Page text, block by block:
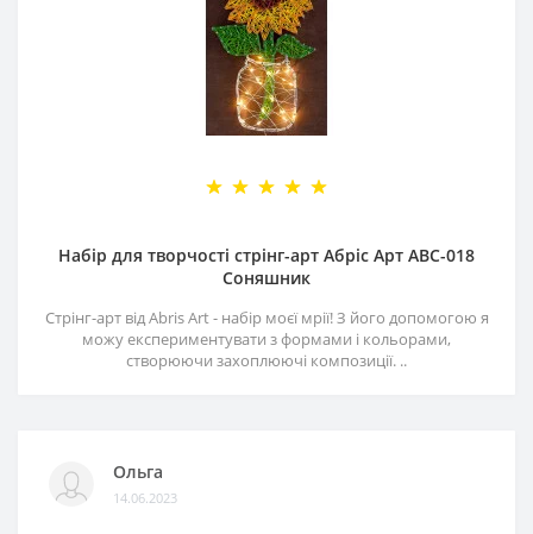
Набір для творчості стрінг-арт Абріс Арт АВС-018
Соняшник
Стрінг-арт від Abris Art - набір моєї мрії! З його допомогою я
можу експериментувати з формами і кольорами,
створюючи захоплюючі композиції. ..
Ольга
14.06.2023